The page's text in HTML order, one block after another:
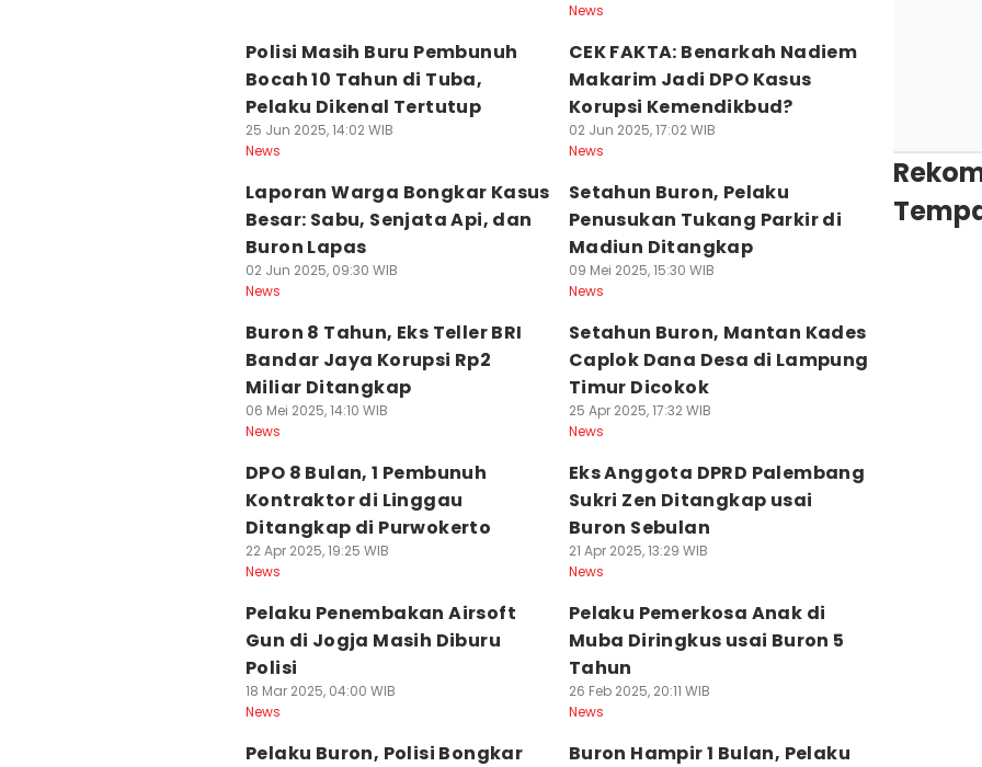
News
Polisi Masih Buru Pembunuh
Bocah 10 Tahun di Tuba,
Pelaku Dikenal Tertutup
25 Jun 2025, 14:02 WIB
News
CEK FAKTA: Benarkah Nadiem
Makarim Jadi DPO Kasus
Korupsi Kemendikbud?
02 Jun 2025, 17:02 WIB
News
Laporan Warga Bongkar Kasus
Besar: Sabu, Senjata Api, dan
Buron Lapas
02 Jun 2025, 09:30 WIB
News
Setahun Buron, Pelaku
Penusukan Tukang Parkir di
Madiun Ditangkap
09 Mei 2025, 15:30 WIB
News
Buron 8 Tahun, Eks Teller BRI
Bandar Jaya Korupsi Rp2
Miliar Ditangkap
06 Mei 2025, 14:10 WIB
News
Setahun Buron, Mantan Kades
Caplok Dana Desa di Lampung
Timur Dicokok
25 Apr 2025, 17:32 WIB
News
DPO 8 Bulan, 1 Pembunuh
Kontraktor di Linggau
Ditangkap di Purwokerto
22 Apr 2025, 19:25 WIB
News
Eks Anggota DPRD Palembang
Sukri Zen Ditangkap usai
Buron Sebulan
21 Apr 2025, 13:29 WIB
News
Pelaku Penembakan Airsoft
Gun di Jogja Masih Diburu
Polisi
18 Mar 2025, 04:00 WIB
News
Pelaku Pemerkosa Anak di
Muba Diringkus usai Buron 5
Tahun
26 Feb 2025, 20:11 WIB
News
Pelaku Buron, Polisi Bongkar
Buron Hampir 1 Bulan, Pelaku